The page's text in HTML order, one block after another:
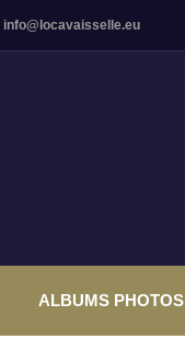
info@locavaisselle.eu
ALBUMS PHOTOS